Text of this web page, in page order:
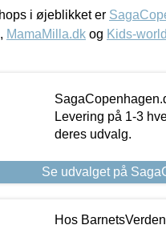
i øjeblikket er
, MamaMilla.dk og Kids-
Levering på 1-3
deres udvalg.
Se udvalget på
Hos